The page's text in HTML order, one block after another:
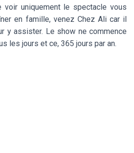
voir uniquement le spectacle vous
en famille, venez Chez Ali car il
y assister. Le show ne commence
les jours et ce, 365 jours par an.